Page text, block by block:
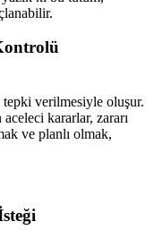
tepki verilmesiyle oluşur.
kararlar, zararı
ve planlı olmak,